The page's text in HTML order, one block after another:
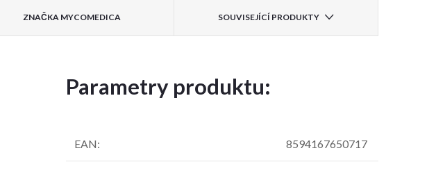
ZNAČKAMYCOMEDICA SOUVISEJÍCÍ PRODUKTY
Parametry produktu:
EAN: 8594167650717